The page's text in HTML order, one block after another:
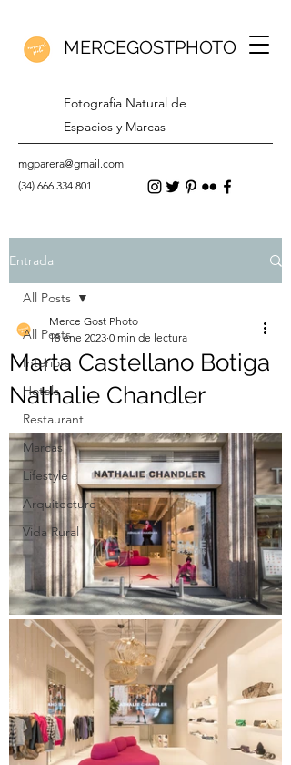
MERCEGOSTPHOTO
Fotografia Natural de
Espacios y Marcas
mgparera@gmail.com
(34) 666 334 801
Entrada
All Posts
Interiors
Hotels
Restaurant
Marcas
Lifestyle
Arquitecture
Vida Rural
All Posts
Marta Castellano Botiga
Nathalie Chandler
Merce Gost Photo
18 ene 2023 0 min de lectura